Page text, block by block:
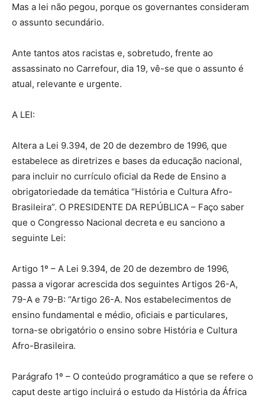
Mas a lei não pegou, porque os governantes consideram
o assunto secundário.
Ante tantos atos racistas e, sobretudo, frente ao
assassinato no Carrefour, dia 19, vê-se que o assunto é
atual, relevante e urgente.
A LEI:
Altera a Lei 9.394, de 20 de dezembro de 1996, que
estabelece as diretrizes e bases da educação nacional,
para incluir no currículo oficial da Rede de Ensino a
obrigatoriedade da temática “História e Cultura Afro-
Brasileira”. O PRESIDENTE DA REPÚBLICA – Faço saber
que o Congresso Nacional decreta e eu sanciono a
seguinte Lei:
Artigo 1º – A Lei 9.394, de 20 de dezembro de 1996,
passa a vigorar acrescida dos seguintes Artigos 26-A,
79-A e 79-B: “Artigo 26-A. Nos estabelecimentos de
ensino fundamental e médio, oficiais e particulares,
torna-se obrigatório o ensino sobre História e Cultura
Afro-Brasileira.
Parágrafo 1º – O conteúdo programático a que se refere o
caput deste artigo incluirá o estudo da História da África